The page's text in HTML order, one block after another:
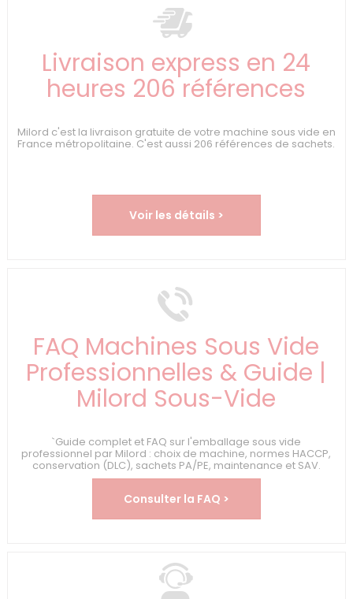
Livraison express en 24
heures 206 références
Milord c'est la livraison gratuite de votre machine sous vide en
France métropolitaine. C'est aussi 206 références de sachets.
Voir les détails >
FAQ Machines Sous Vide
Professionnelles & Guide |
Milord Sous-Vide
`Guide complet et FAQ sur l'emballage sous vide
professionnel par Milord : choix de machine, normes HACCP,
conservation (DLC), sachets PA/PE, maintenance et SAV.
Consulter la FAQ >